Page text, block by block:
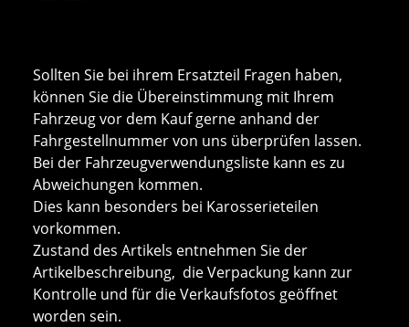
Sollten Sie bei ihrem Ersatzteil Fragen haben,
können Sie die Übereinstimmung mit Ihrem
Fahrzeug vor dem Kauf gerne anhand der
Fahrgestellnummer von uns überprüfen lassen.
Bei der Fahrzeugverwendungsliste kann es zu
Abweichungen kommen.
Dies kann besonders bei Karosserieteilen
vorkommen.
Zustand des Artikels entnehmen Sie der
Artikelbeschreibung, die Verpackung kann zur
Kontrolle und für die Verkaufsfotos geöffnet
worden sein.